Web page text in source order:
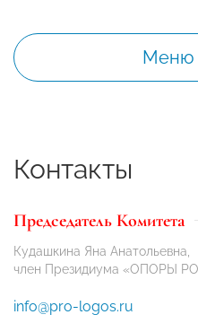
Меню
Контакты
Председатель Комитета
Кудашкина Яна Анатольевна,
член Президиума «ОПОРЫ
info@pro-logos.ru